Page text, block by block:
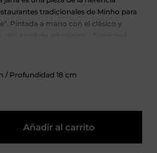
tradicionales de Minho para
Pintada a mano con el clásico y
/ Profundidad 18 cm
Añadir al carrito